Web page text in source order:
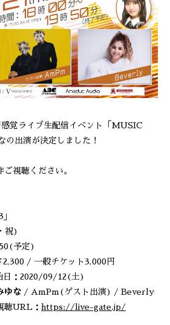
覚ライブ生配信イベント「MUSIC
出演が決定しました！
視聴ください。
祝)
予定)
/ 一般チケット3,000円
日：2020/09/12(土)
ゆな / AmPm(ゲスト出演) / Beverly
聴URL： https://live-gate.jp/